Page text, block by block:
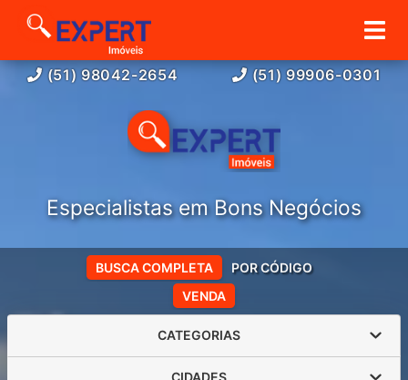
(51) 98042-2654 (51) 99906-0301
Especialistas em Bons Negócios
VENDA
BUSCA COMPLETA POR CÓDIGO
CATEGORIAS